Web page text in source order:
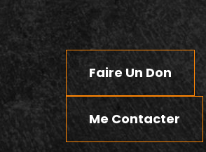
Faire Un Don
Me Contacter